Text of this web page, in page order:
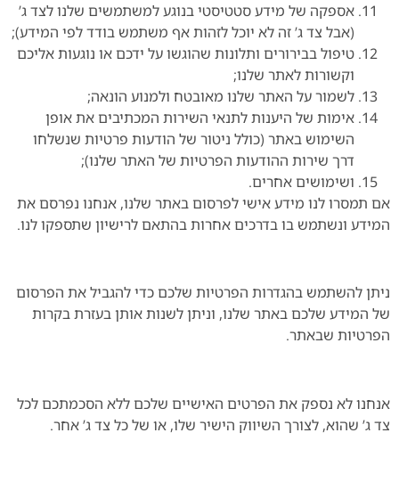
אספקה של מידע סטטיסטי בנוגע למשתמשים שלנו לצד ג’
(אבל צד ג’ זה לא יוכל לזהות אף משתמש בודד לפי המידע);
טיפול בבירורים ותלונות שהוגשו על ידכם או נוגעות אליכם
וקשורות לאתר שלנו;
לשמור על האתר שלנו מאובטח ולמנוע הונאה;
אימות של היענות לתנאי השירות המכתיבים את אופן
השימוש באתר (כולל ניטור של הודעות פרטיות שנשלחו
דרך שירות ההודעות הפרטיות של האתר שלנו);
ושימושים אחרים.
אם תמסרו לנו מידע אישי לפרסום באתר שלנו, אנחנו נפרסם את
המידע ונשתמש בו בדרכים אחרות בהתאם לרישיון שתספקו לנו.
ניתן להשתמש בהגדרות הפרטיות שלכם כדי להגביל את הפרסום
של המידע שלכם באתר שלנו, וניתן לשנות אותן בעזרת בקרות
הפרטיות שבאתר.
אנחנו לא נספק את הפרטים האישיים שלכם ללא הסכמתכם לכל
צד ג’ שהוא, לצורך השיווק הישיר שלו, או של כל צד ג’ אחר.